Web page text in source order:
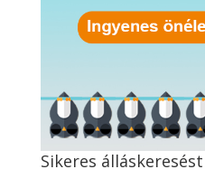
Sikeres